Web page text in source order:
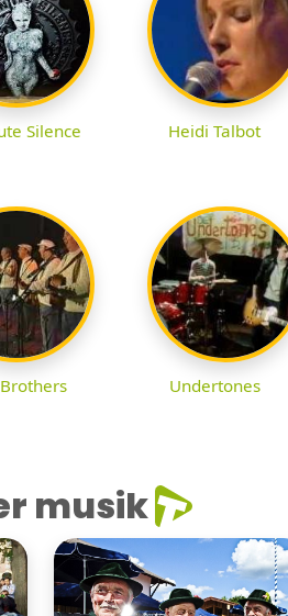
Silence Heidi Talbot
Undertones
musik